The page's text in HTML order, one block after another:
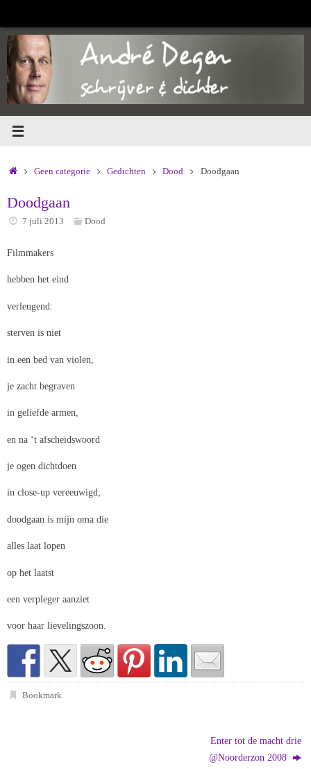
de
inhoud
HomeGeen categorie Gedichten Dood Doodgaan
Doodgaan
7 juli 2013 Dood
Filmmakers
hebben het eind
verleugend:
sterven is niet
in een bed van violen,
je zacht begraven
in geliefde armen,
en na ‘t afscheidswoord
je ogen dichtdoen
in close-up vereeuwigd;
doodgaan is mijn oma die
alles laat lopen
op het laatst
een verpleger aanziet
voor haar lievelingszoon.
Bookmark.
Enter tot de macht drie
@Noorderzon 2008